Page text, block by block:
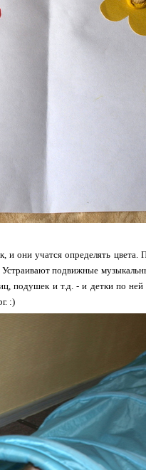
они учатся определять цвета.
Устраивают подвижные
подушек и т.д. - и детки по
:)